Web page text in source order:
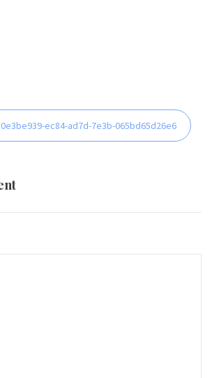
0e3be939-ec84-ad7d-7e3b-065bd65d26e6